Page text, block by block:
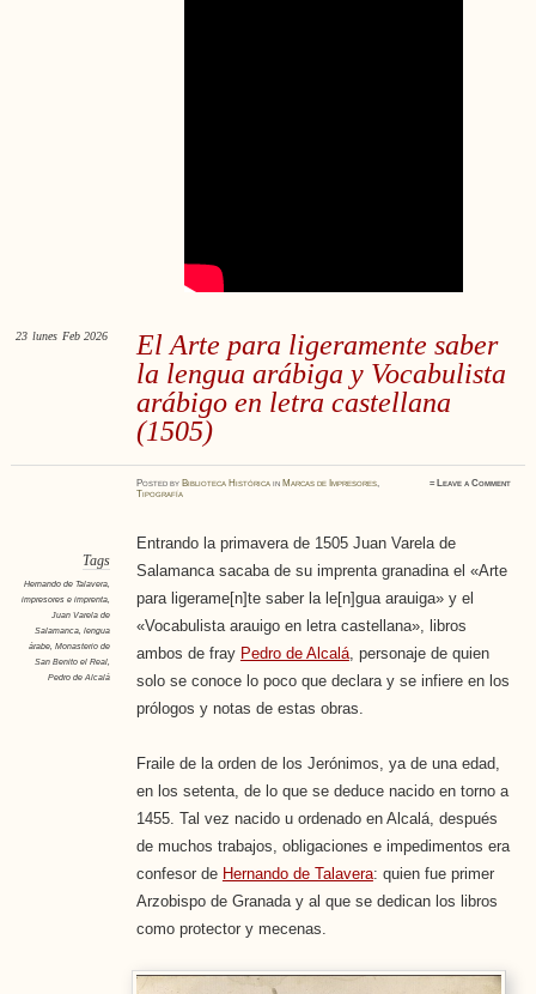
El Arte para ligeramente saber
la lengua arábiga y Vocabulista
arábigo en letra castellana
(1505)
23 lunes Feb 2026
Postedby Biblioteca Histórica in Marcas de Impresores,
Tipografía
≈ Leave a Comment
Tags
Hernando de Talavera,
impresores e imprenta,
Juan Varela de
Salamanca, lengua
árabe, Monasterio de
San Benito el Real,
Pedro de Alcalá
Entrando la primavera de 1505 Juan Varela de
Salamanca sacaba de su imprenta granadina el «Arte
para ligerame[n]te saber la le[n]gua arauiga» y el
«Vocabulista arauigo en letra castellana», libros
ambos de fray Pedro de Alcalá, personaje de quien
solo se conoce lo poco que declara y se infiere en los
prólogos y notas de estas obras.
Fraile de la orden de los Jerónimos, ya de una edad,
en los setenta, de lo que se deduce nacido en torno a
1455. Tal vez nacido u ordenado en Alcalá, después
de muchos trabajos, obligaciones e impedimentos era
confesor de Hernando de Talavera: quien fue primer
Arzobispo de Granada y al que se dedican los libros
como protector y mecenas.